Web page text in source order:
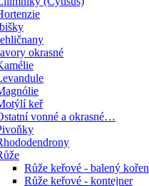
okrasné
keř
vonné a okrasné…
Růže keřové - balený kořen
Růže keřové - kontejner